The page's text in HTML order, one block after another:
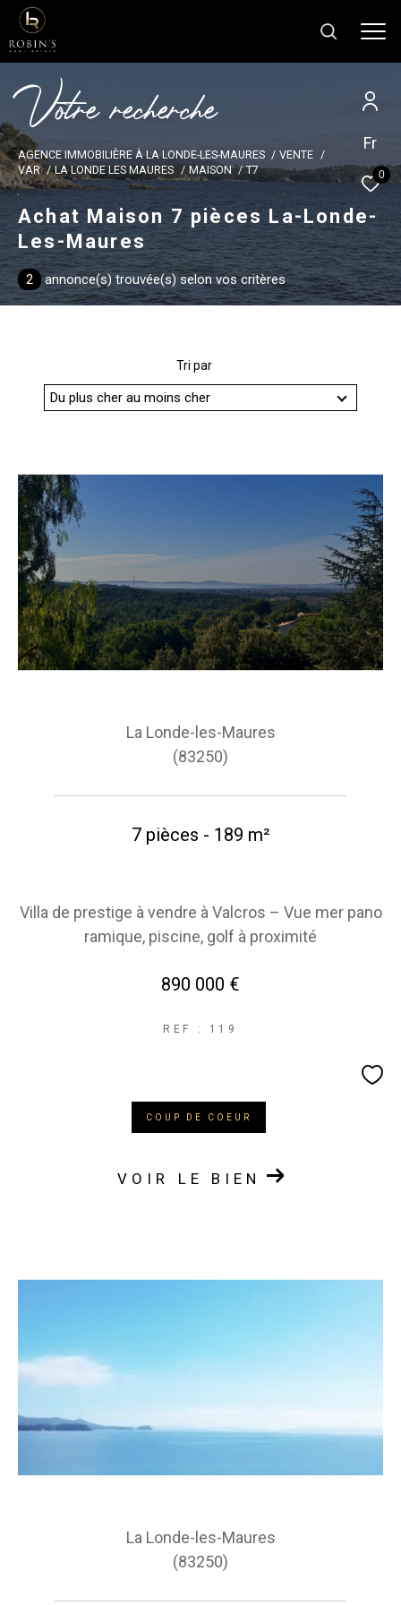
Fr
0
Votrerecherche
AGENCE IMMOBILIÈRE À LA LONDE-LES-MAURES
VENTE
VAR
LA LONDE LES MAURES MAISON T7
Achat Maison 7 pièces La-Londe-
Les-Maures
2 annonce(s) trouvée(s) selon vos critères
Tri par
Du plus cher au moins cher
La Londe-les-Maures
(83250)
7 pièces - 189 m²
Villa de prestige à vendre à Valcros – Vue mer pano
ramique, piscine, golf à proximité
890 000 €
REF : 119
COUP DE COEUR
VOIR LE BIEN
La Londe-les-Maures
(83250)
Effectuer une recherche
et trouver le bien qui correspond à vos
critères
Type
d'offre
Type d'offre
Surface
Surface
Pièces
Pièces
Référence
TERRASSE PARKING
FILTRER PAR
COUPS DE COEUR EXCLUSIVITÉS
RECHERCHER